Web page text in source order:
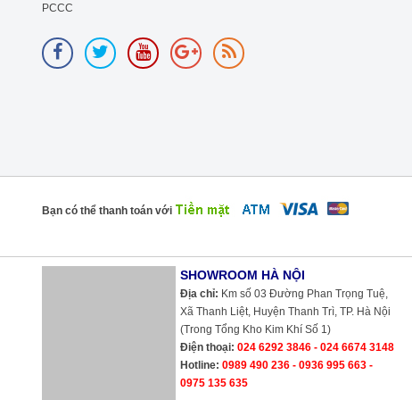
PCCC
Bạn có thể thanh toán với
SHOWROOM HÀ NỘI
Địa chỉ: Km số 03 Đường Phan Trọng Tuệ,
Xã Thanh Liệt, Huyện Thanh Trì, TP. Hà Nội
(Trong Tổng Kho Kim Khí Số 1)
Điện thoại: 024 6292 3846 - 024 6674 3148
Hotline: 0989 490 236 - 0936 995 663 -
0975 135 635